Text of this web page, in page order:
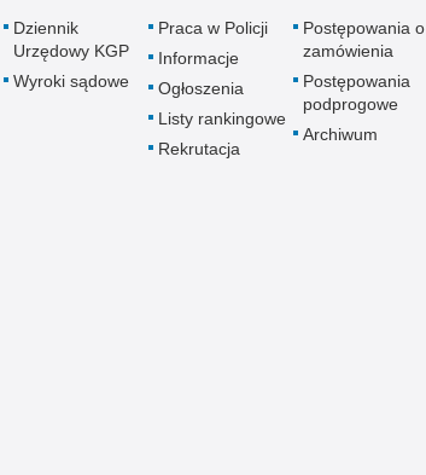
Dziennik
Urzędowy KGP
Wyroki sądowe
Praca w Policji
Informacje
Ogłoszenia
Listy rankingowe
Rekrutacja
Postępowania o
zamówienia
Postępowania
podprogowe
Archiwum